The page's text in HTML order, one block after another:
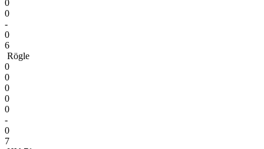
0
0
-
0
6
Rögle
0
0
0
0
0
-
0
7